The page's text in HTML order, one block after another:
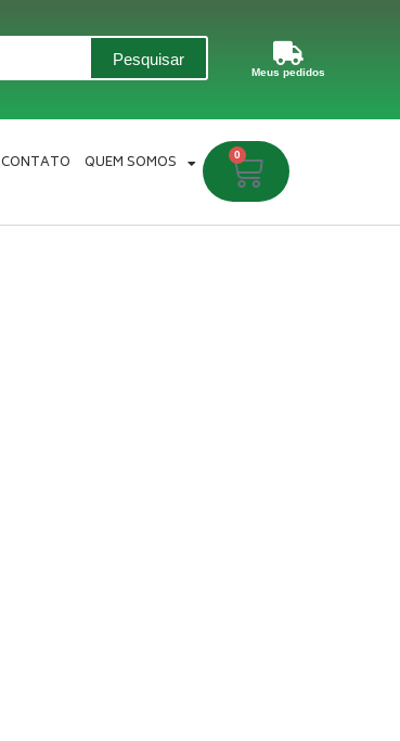
Pesquisar
Meus pedidos
CONTATO QUEM SOMOS 0
Carrinho